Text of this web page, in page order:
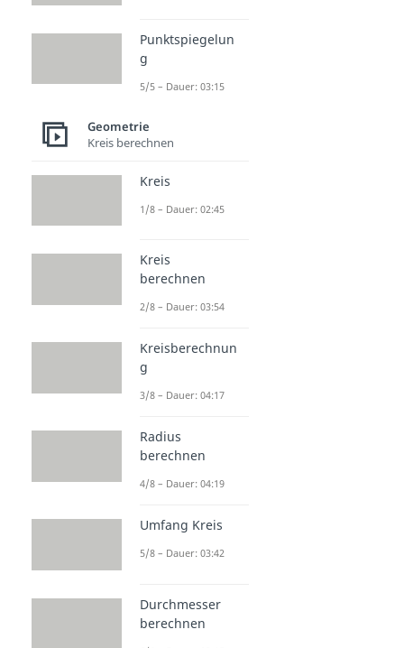
Punktspiegelun
g
5/5 – Dauer: 03:15
Geometrie
Kreis berechnen
Kreis
1/8 – Dauer: 02:45
Kreis
berechnen
2/8 – Dauer: 03:54
Kreisberechnun
g
3/8 – Dauer: 04:17
Radius
berechnen
4/8 – Dauer: 04:19
Umfang Kreis
5/8 – Dauer: 03:42
Durchmesser
berechnen